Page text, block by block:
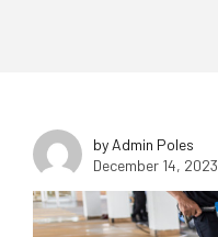
by Admin Poles
December 14, 2023